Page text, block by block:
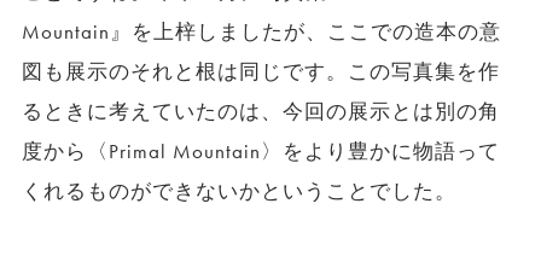
Mountain』を上梓しましたが、ここでの造本の意
図も展示のそれと根は同じです。この写真集を作
るときに考えていたのは、今回の展示とは別の角
度から〈Primal Mountain〉をより豊かに物語って
くれるものができないかということでした。